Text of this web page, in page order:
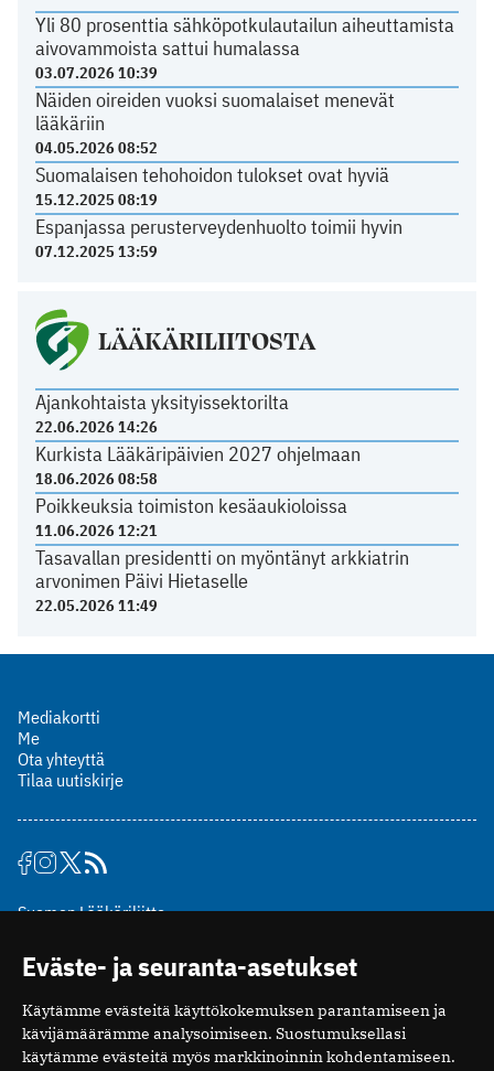
Yli 80 prosenttia sähköpotkulautailun aiheuttamista
aivovammoista sattui humalassa
03.07.2026 10:39
Näiden oireiden vuoksi suomalaiset menevät
lääkäriin
04.05.2026 08:52
Suomalaisen tehohoidon tulokset ovat hyviä
15.12.2025 08:19
Espanjassa perusterveydenhuolto toimii hyvin
07.12.2025 13:59
LÄÄKÄRILIITOSTA
Ajankohtaista yksityissektorilta
22.06.2026 14:26
Kurkista Lääkäripäivien 2027 ohjelmaan
18.06.2026 08:58
Poikkeuksia toimiston kesäaukioloissa
11.06.2026 12:21
Tasavallan presidentti on myöntänyt arkkiatrin
arvonimen Päivi Hietaselle
22.05.2026 11:49
Mediakortti
Me
Ota yhteyttä
Tilaa uutiskirje
Suomen Lääkäriliitto
00510 Helsinki
puh. (09) 393 091
toimitus@potilaanlaakarilehti.fi
ISSN 2323-9476
Eväste- ja seuranta-asetukset
Käytämme evästeitä käyttökokemuksen parantamiseen ja
kävijämäärämme analysoimiseen. Suostumuksellasi
käytämme evästeitä myös markkinoinnin kohdentamiseen.